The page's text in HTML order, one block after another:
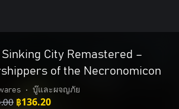
Sinking City Remastered –
of the Necronomicon
• บู๊และผจญภัย
฿136.20